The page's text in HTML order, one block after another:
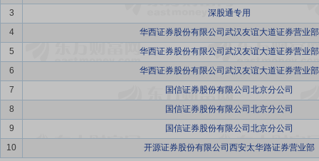
3
深股通专用
4
华西证券股份有限公司武汉友谊大道证券营业部
5
华西证券股份有限公司武汉友谊大道证券营业部
6
华西证券股份有限公司武汉友谊大道证券营业部
7
国信证券股份有限公司北京分公司
8
国信证券股份有限公司北京分公司
9
国信证券股份有限公司北京分公司
10
开源证券股份有限公司西安太华路证券营业部